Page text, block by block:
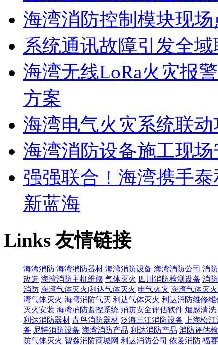
海湾消防控制模块现
系统通讯故障引发全
海湾无线LoRa火灾报
方案
海湾电气火灾系统联
海湾消防设备施工现
强强联合！海湾携手
新蓝海
Links友情链接
海湾消防 海湾消防器材 海湾消防设备 海湾消防公司 消
改造 海湾消防主机维修 气体灭火 四川消防检测设备 消
消防 海湾气体灭火|利达气体灭火 电气火灾 海湾气体灭
湾气体灭火 海湾消防气灭 利达气体灭火 利达消防维修维
灭火安装 海湾消防监控系统 消防安全评估软件 烟感清洗
利达消防器材 青鸟消防器材 泛海三江消防设备
上海松
备 尼特消防设备 海湾消防产品 利达消防产品 消防评估
防气体灭火 智淼消防商城网 利达消防公司 依爱消防 福